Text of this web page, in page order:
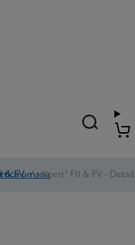
umana
& FV / Xpert® FII & FV - Detail